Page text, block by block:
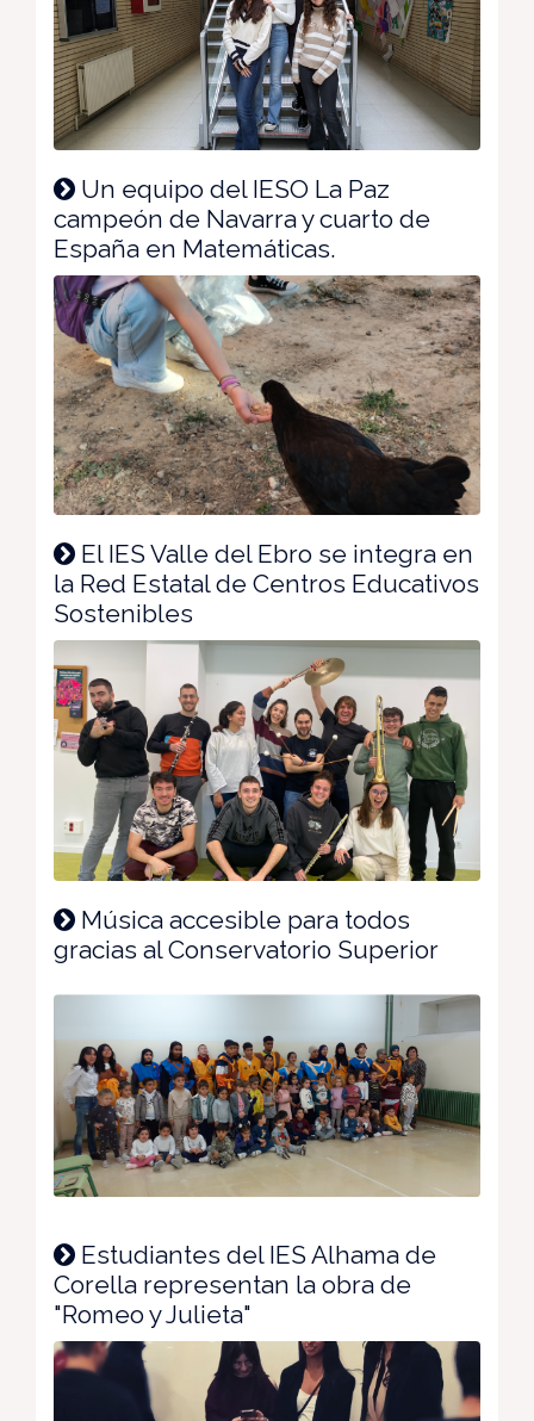
Un equipo del IESO La Paz
campeón de Navarra y cuarto de
España en Matemáticas.
El IES Valle del Ebro se integra en
la Red Estatal de Centros Educativos
Sostenibles
Música accesible para todos
gracias al Conservatorio Superior
Estudiantes del IES Alhama de
Corella representan la obra de
"Romeo y Julieta"